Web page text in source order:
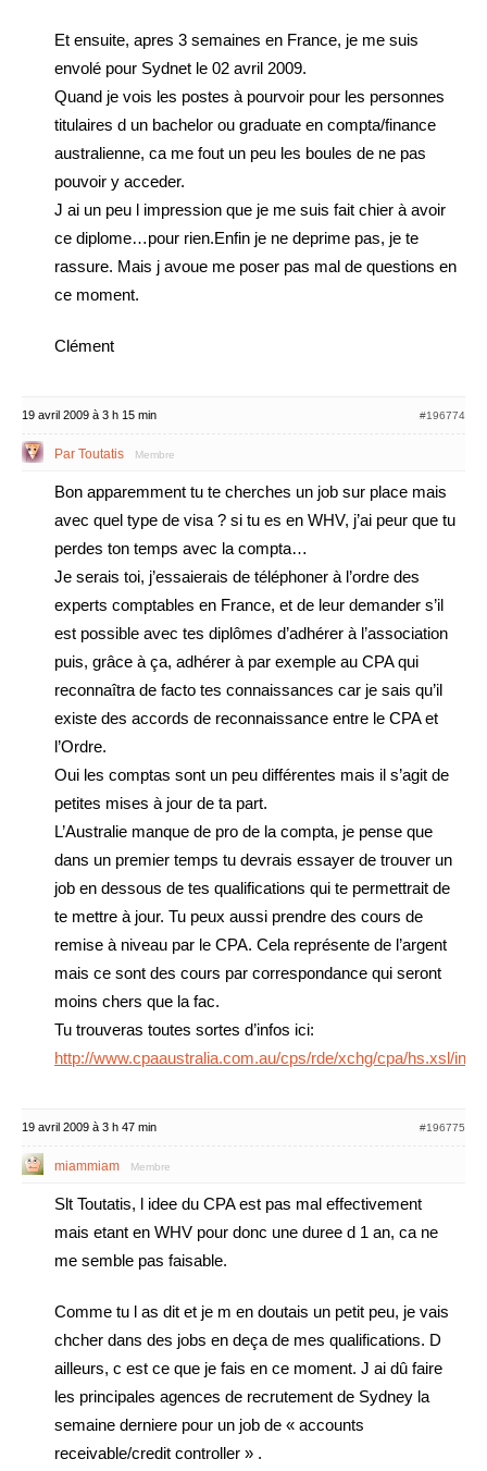
Et ensuite, apres 3 semaines en France, je me suis
envolé pour Sydnet le 02 avril 2009.
Quand je vois les postes à pourvoir pour les personnes
titulaires d un bachelor ou graduate en compta/finance
australienne, ca me fout un peu les boules de ne pas
pouvoir y acceder.
J ai un peu l impression que je me suis fait chier à avoir
ce diplome…pour rien.Enfin je ne deprime pas, je te
rassure. Mais j avoue me poser pas mal de questions en
ce moment.
Clément
19 avril 2009 à 3 h 15 min #196774
Par Toutatis Membre
Bon apparemment tu te cherches un job sur place mais
avec quel type de visa ? si tu es en WHV, j’ai peur que tu
perdes ton temps avec la compta…
Je serais toi, j’essaierais de téléphoner à l’ordre des
experts comptables en France, et de leur demander s’il
est possible avec tes diplômes d’adhérer à l’association
puis, grâce à ça, adhérer à par exemple au CPA qui
reconnaîtra de facto tes connaissances car je sais qu’il
existe des accords de reconnaissance entre le CPA et
l’Ordre.
Oui les comptas sont un peu différentes mais il s’agit de
petites mises à jour de ta part.
L’Australie manque de pro de la compta, je pense que
dans un premier temps tu devrais essayer de trouver un
job en dessous de tes qualifications qui te permettrait de
te mettre à jour. Tu peux aussi prendre des cours de
remise à niveau par le CPA. Cela représente de l’argent
mais ce sont des cours par correspondance qui seront
moins chers que la fac.
Tu trouveras toutes sortes d’infos ici:
http://www.cpaaustralia.com.au/cps/rde/xchg/cpa/hs.xsl/
19 avril 2009 à 3 h 47 min #196775
miammiam Membre
Slt Toutatis, l idee du CPA est pas mal effectivement
mais etant en WHV pour donc une duree d 1 an, ca ne
me semble pas faisable.
Comme tu l as dit et je m en doutais un petit peu, je vais
chcher dans des jobs en deça de mes qualifications. D
ailleurs, c est ce que je fais en ce moment. J ai dû faire
les principales agences de recrutement de Sydney la
semaine derniere pour un job de « accounts
receivable/credit controller » .